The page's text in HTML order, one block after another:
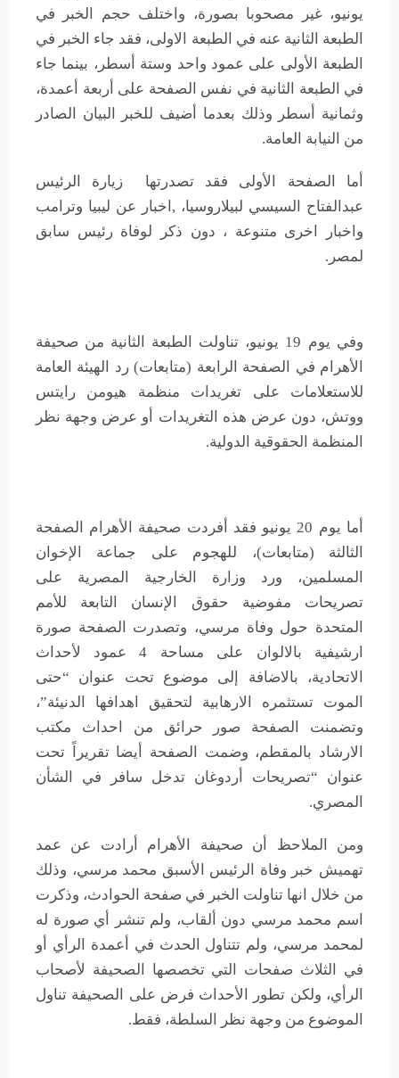
يونيو، غير مصحوبا بصورة، واختلف حجم الخبر في
الطبعة الثانية عنه في الطبعة الاولى، فقد جاء الخبر في
الطبعة الأولى على عمود واحد وستة أسطر، بينما جاء
في الطبعة الثانية في نفس الصفحة على أربعة أعمدة،
وثمانية أسطر وذلك بعدما أضيف للخبر البيان الصادر
من النيابة العامة.
أما الصفحة الأولى فقد تصدرتها زيارة الرئيس
عبدالفتاح السيسي لبيلاروسيا، ,اخبار عن ليبيا وترامب
واخبار اخرى متنوعة ، دون ذكر لوفاة رئيس سابق
لمصر.
وفي يوم 19 يونيو، تناولت الطبعة الثانية من صحيفة
الأهرام في الصفحة الرابعة (متابعات) رد الهيئة العامة
للاستعلامات على تغريدات منظمة هيومن رايتس
ووتش، دون عرض هذه التغريدات أو عرض وجهة نظر
المنظمة الحقوقية الدولية.
أما يوم 20 يونيو فقد أفردت صحيفة الأهرام الصفحة
الثالثة (متابعات)، للهجوم على جماعة الإخوان
المسلمين، ورد وزارة الخارجية المصرية على
تصريحات مفوضية حقوق الإنسان التابعة للأمم
المتحدة حول وفاة مرسي، وتصدرت الصفحة صورة
ارشيفية بالالوان على مساحة 4 عمود لأحداث
الاتحادية، بالاضافة إلى موضوع تحت عنوان “حتى
الموت تستثمره الارهابية لتحقيق اهدافها الدنيئة”،
وتضمنت الصفحة صور حرائق من احداث مكتب
الارشاد بالمقطم، وضمت الصفحة أيضا تقريراً تحت
عنوان “تصريحات أردوغان تدخل سافر في الشأن
المصري.
ومن الملاحظ أن صحيفة الأهرام أرادت عن عمد
تهميش خبر وفاة الرئيس الأسبق محمد مرسي، وذلك
من خلال انها تناولت الخبر في صفحة الحوادث، وذكرت
اسم محمد مرسي دون ألقاب، ولم تنشر أي صورة له
لمحمد مرسي، ولم تتناول الحدث في أعمدة الرأي أو
في الثلاث صفحات التي تخصصها الصحيفة لأصحاب
الرأي، ولكن تطور الأحداث فرض على الصحيفة تناول
الموضوع من وجهة نظر السلطة، فقط.